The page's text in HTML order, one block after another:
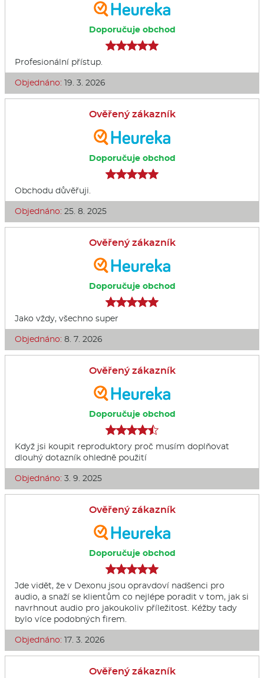
Doporučuje obchod
Profesionální přístup.
Objednáno: 19. 3. 2026
Ověřený zákazník
Doporučuje obchod
Obchodu důvěřuji.
Objednáno: 25. 8. 2025
Ověřený zákazník
Doporučuje obchod
Jako vždy, všechno super
Objednáno: 8. 7. 2026
Ověřený zákazník
Doporučuje obchod
Když jsi koupit reproduktory proč musím doplňovat
dlouhý dotazník ohledně použití
Objednáno: 3. 9. 2025
Ověřený zákazník
Doporučuje obchod
Jde vidět, že v Dexonu jsou opravdoví nadšenci pro
audio, a snaží se klientům co nejlépe poradit v tom, jak si
navrhnout audio pro jakoukoliv příležitost. Kéžby tady
bylo více podobných firem.
Objednáno: 17. 3. 2026
Ověřený zákazník